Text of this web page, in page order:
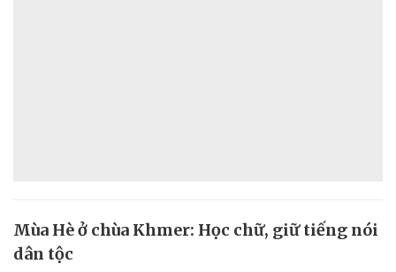
Mùa Hè ở chùa Khmer: Học chữ, giữ tiếng nói
dân tộc